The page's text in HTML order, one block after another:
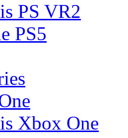
PS VR2
PS5
Xbox One